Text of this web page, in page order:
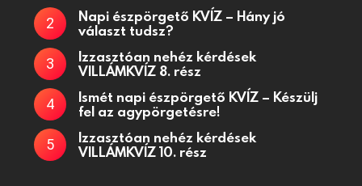
Napi észpörgető KVÍZ – Hány jó
választ tudsz?
Izzasztóan nehéz kérdések
VILLÁMKVÍZ 8. rész
Ismét napi észpörgető KVÍZ – Készülj
fel az agypörgetésre!
Izzasztóan nehéz kérdések
VILLÁMKVÍZ 10. rész